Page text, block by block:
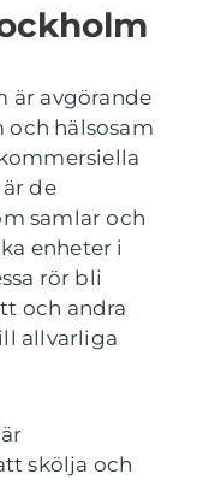
är avgörande
hälsosam
de
samlar och
enheter i
rör bli
och andra
allvarliga
skölja och